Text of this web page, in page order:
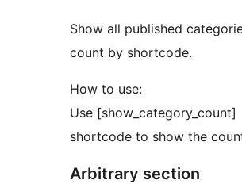
Show all published
count by shortcode.
How to use:
Use [show_category_count]
shortcode to show the
Arbitrary section